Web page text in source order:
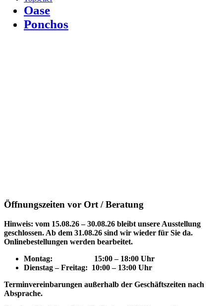
Oase
Ponchos
Öffnungszeiten vor Ort / Beratung
Hinweis: vom 15.08.26 – 30.08.26 bleibt unsere Ausstellung
geschlossen. Ab dem 31.08.26 sind wir wieder für Sie da.
Onlinebestellungen werden bearbeitet.
Montag: 15:00 – 18:00 Uhr
Dienstag – Freitag: 10:00 – 13:00 Uhr
Terminvereinbarungen außerhalb der Geschäftszeiten nach
Absprache.